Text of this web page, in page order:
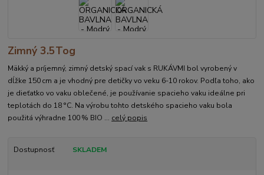
Zimný 3.5Tog
Mäkký a príjemný, zimný detský spací vak s RUKÁVMI bol vyrobený v
dĺžke 150 cm a je vhodný pre detičky vo veku 6-10 rokov. Podľa toho, ako
je dieťatko vo vaku oblečené, je používanie spacieho vaku ideálne pri
teplotách do 18 °C. Na výrobu tohto detského spacieho vaku bola
použitá výhradne 100 % BIO ... celý popis
Dostupnosť SKLADEM